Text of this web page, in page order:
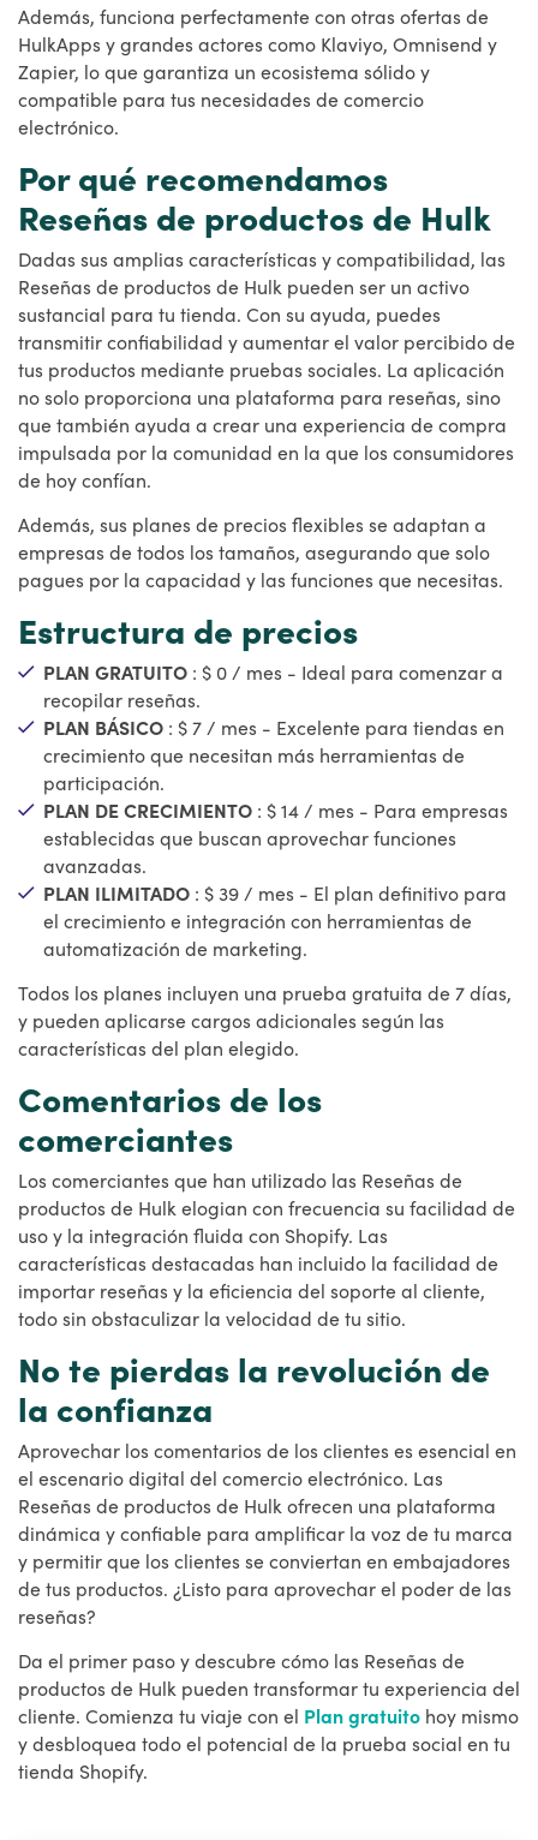
Además, funciona perfectamente con otras ofertas de
HulkApps y grandes actores como Klaviyo, Omnisend y
Zapier, lo que garantiza un ecosistema sólido y
compatible para tus necesidades de comercio
electrónico.
Por qué recomendamos
Reseñas de productos de Hulk
Dadas sus amplias características y compatibilidad, las
Reseñas de productos de Hulk pueden ser un activo
sustancial para tu tienda. Con su ayuda, puedes
transmitir confiabilidad y aumentar el valor percibido de
tus productos mediante pruebas sociales. La aplicación
no solo proporciona una plataforma para reseñas, sino
que también ayuda a crear una experiencia de compra
impulsada por la comunidad en la que los consumidores
de hoy confían.
Además, sus planes de precios flexibles se adaptan a
empresas de todos los tamaños, asegurando que solo
pagues por la capacidad y las funciones que necesitas.
Estructura de precios
PLAN GRATUITO : $ 0 / mes - Ideal para comenzar a
recopilar reseñas.
PLAN BÁSICO : $ 7 / mes - Excelente para tiendas en
crecimiento que necesitan más herramientas de
participación.
PLAN DE CRECIMIENTO : $ 14 / mes - Para empresas
establecidas que buscan aprovechar funciones
avanzadas.
PLAN ILIMITADO : $ 39 / mes - El plan definitivo para
el crecimiento e integración con herramientas de
automatización de marketing.
Todos los planes incluyen una prueba gratuita de 7 días,
y pueden aplicarse cargos adicionales según las
características del plan elegido.
Comentarios de los
comerciantes
Los comerciantes que han utilizado las Reseñas de
productos de Hulk elogian con frecuencia su facilidad de
uso y la integración fluida con Shopify. Las
características destacadas han incluido la facilidad de
importar reseñas y la eficiencia del soporte al cliente,
todo sin obstaculizar la velocidad de tu sitio.
No te pierdas la revolución de
la confianza
Aprovechar los comentarios de los clientes es esencial en
el escenario digital del comercio electrónico. Las
Reseñas de productos de Hulk ofrecen una plataforma
dinámica y confiable para amplificar la voz de tu marca
y permitir que los clientes se conviertan en embajadores
de tus productos. ¿Listo para aprovechar el poder de las
reseñas?
Da el primer paso y descubre cómo las Reseñas de
productos de Hulk pueden transformar tu experiencia del
cliente. Comienza tu viaje con el Plan gratuito hoy mismo
y desbloquea todo el potencial de la prueba social en tu
tienda Shopify.